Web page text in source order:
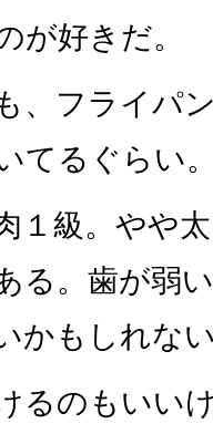
が好きだ。
、フライパ
てるぐらい
１級。やや
る。歯が弱
かもしれな
るのもいい